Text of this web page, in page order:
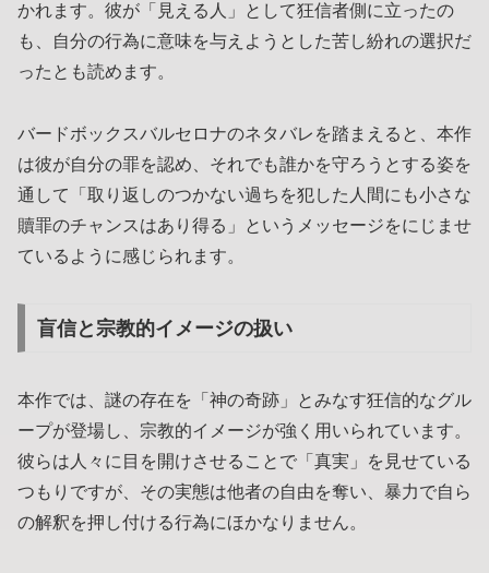
かれます。彼が「見える人」として狂信者側に立ったの
も、自分の行為に意味を与えようとした苦し紛れの選択だ
ったとも読めます。
バードボックスバルセロナのネタバレを踏まえると、本作
は彼が自分の罪を認め、それでも誰かを守ろうとする姿を
通して「取り返しのつかない過ちを犯した人間にも小さな
贖罪のチャンスはあり得る」というメッセージをにじませ
ているように感じられます。
盲信と宗教的イメージの扱い
本作では、謎の存在を「神の奇跡」とみなす狂信的なグル
ープが登場し、宗教的イメージが強く用いられています。
彼らは人々に目を開けさせることで「真実」を見せている
つもりですが、その実態は他者の自由を奪い、暴力で自ら
の解釈を押し付ける行為にほかなりません。